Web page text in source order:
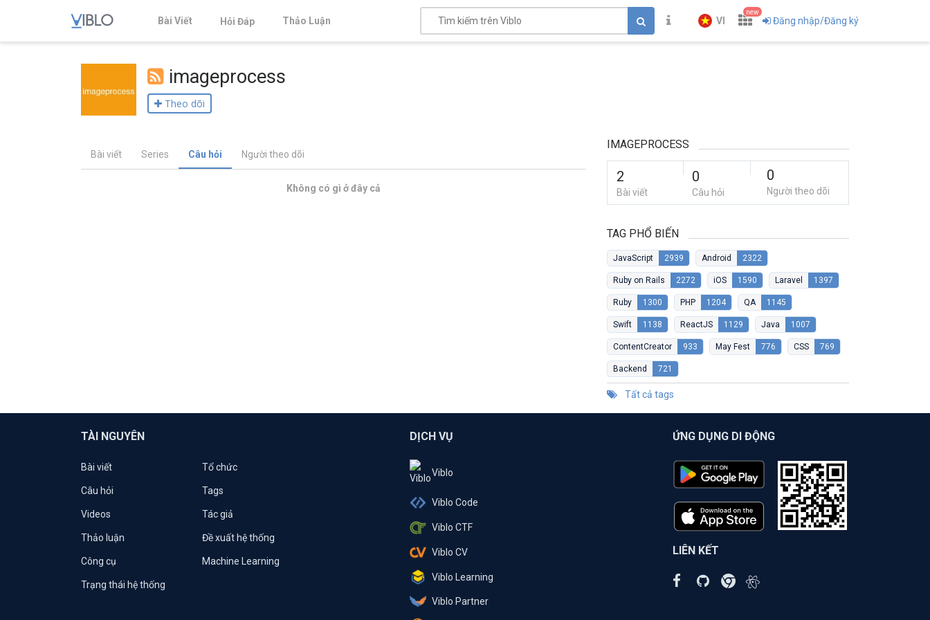
Bài Viết Hỏi Đáp Thảo Luận VI
new
Đăng nhập/Đăng ký
imageprocess
Theo dõi
Bài viết Series Câu hỏi Người theo dõi
Không có gì ở đây cả
IMAGEPROCESS
2
Bài viết
0
Câu hỏi
0
Người theo dõi
TAG PHỔ BIẾN
JavaScript 2939 Android 2322
Ruby on Rails 2272 iOS 1590 Laravel 1397
Ruby 1300 PHP 1204 QA 1145
Swift 1138 ReactJS 1129 Java 1007
ContentCreator 933 May Fest 776 CSS 769
Backend 721
Tất cả tags
TÀI NGUYÊN
Bài viết Tổ chức
Câu hỏi Tags
Videos Tác giả
Thảo luận Đề xuất hệ thống
Công cụ Machine Learning
Trạng thái hệ thống
DỊCH VỤ
Viblo
Viblo Code
Viblo CTF
Viblo CV
Viblo Learning
Viblo Partner
ỨNG DỤNG DI ĐỘNG
LIÊN KẾT